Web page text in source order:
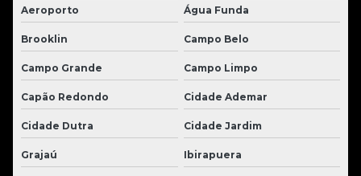
Aeroporto
Água Funda
Brooklin Campo Belo
Campo Grande Campo Limpo
Capão Redondo Cidade Ademar
Cidade Dutra Cidade Jardim
Grajaú Ibirapuera